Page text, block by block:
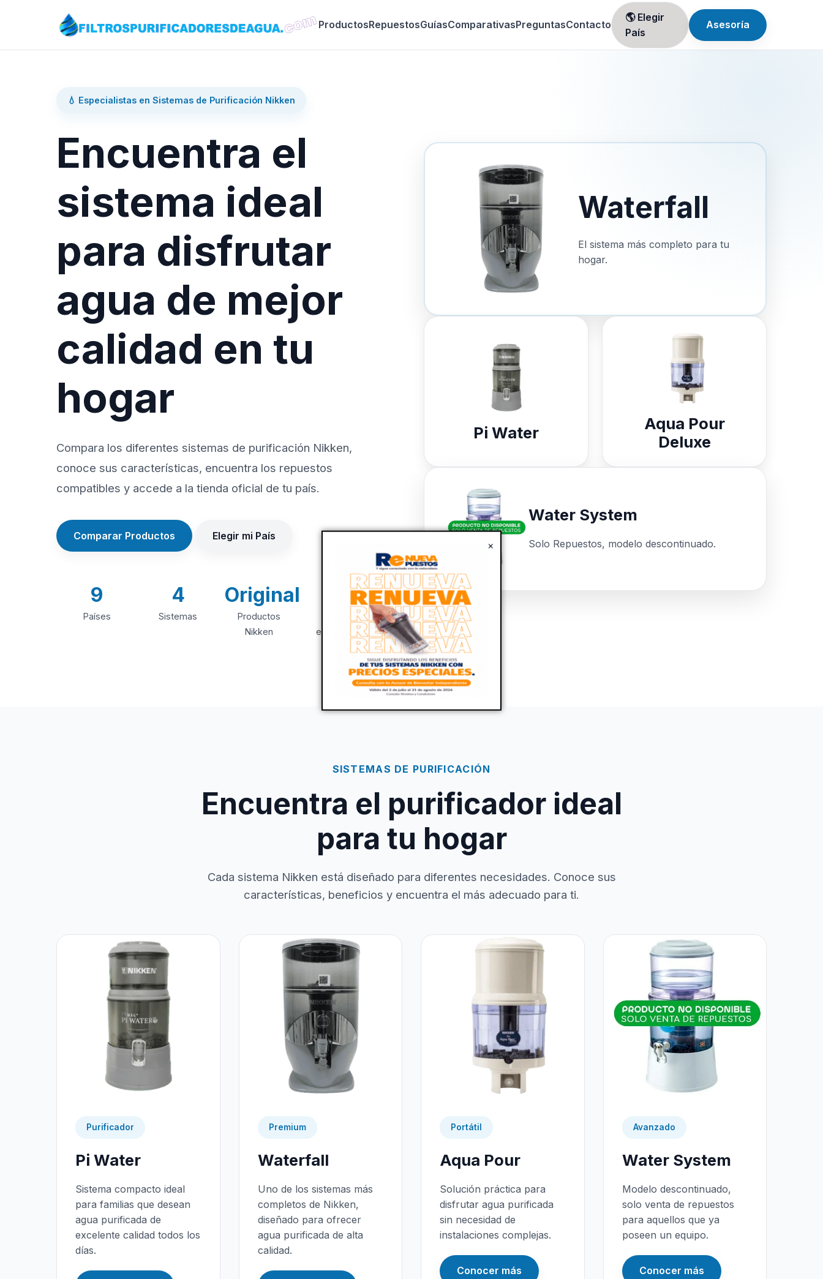
×
ProductosRepuestosGuíasComparativasPreguntasContacto
🌎 Elegir
País
Asesoría
💧 Especialistas en Sistemas de Purificación Nikken
Encuentra el
sistema ideal
para disfrutar
agua de mejor
calidad en tu
hogar
Compara los diferentes sistemas de purificación Nikken,
conoce sus características, encuentra los repuestos
compatibles y accede a la tienda oficial de tu país.
Comparar Productos Elegir mi País
9
Países
4
Sistemas
Original
Productos
Nikken
+20
Años de
experiencia
Waterfall
El sistema más completo para tu
hogar.
Pi Water
Aqua Pour
Deluxe
Water System
Solo Repuestos, modelo descontinuado.
SISTEMAS DE PURIFICACIÓN
Encuentra el purificador ideal
para tu hogar
Cada sistema Nikken está diseñado para diferentes necesidades. Conoce sus
características, beneficios y encuentra el más adecuado para ti.
Purificador
Pi Water
Sistema compacto ideal
para familias que desean
agua purificada de
excelente calidad todos los
días.
Premium
Waterfall
Uno de los sistemas más
completos de Nikken,
diseñado para ofrecer
agua purificada de alta
calidad.
Portátil
Aqua Pour
Solución práctica para
disfrutar agua purificada
sin necesidad de
instalaciones complejas.
Conocer más
Avanzado
Water System
Modelo descontinuado,
solo venta de repuestos
para aquellos que ya
poseen un equipo.
Conocer más